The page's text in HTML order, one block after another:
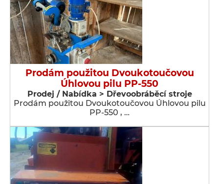
Prodám použitou Dvoukotoučovou
Úhlovou pilu PP-550
Prodej / Nabídka > Dřevoobráběcí stroje
Prodám použitou Dvoukotoučovou Úhlovou pilu
PP-550 , …